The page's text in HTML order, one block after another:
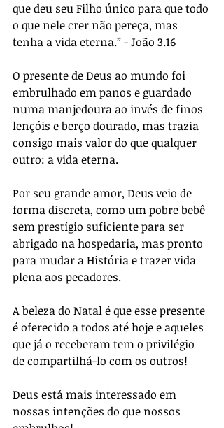
que deu seu Filho único para que todo
o que nele crer não pereça, mas
tenha a vida eterna.” - João 3.16
O presente de Deus ao mundo foi
embrulhado em panos e guardado
numa manjedoura ao invés de finos
lençóis e berço dourado, mas trazia
consigo mais valor do que qualquer
outro: a vida eterna.
Por seu grande amor, Deus veio de
forma discreta, como um pobre bebê
sem prestígio suficiente para ser
abrigado na hospedaria, mas pronto
para mudar a História e trazer vida
plena aos pecadores.
A beleza do Natal é que esse presente
é oferecido a todos até hoje e aqueles
que já o receberam tem o privilégio
de compartilhá-lo com os outros!
Deus está mais interessado em
nossas intenções do que nossos